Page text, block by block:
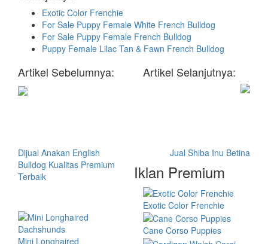
Exotic Color Frenchie
For Sale Puppy Female White French Bulldog
For Sale Puppy Female French Bulldog
Puppy Female Lilac Tan & Fawn French Bulldog
Artikel Sebelumnya:
Dijual Anakan English
Bulldog Kualitas Premium
Terbaik
Artikel Selanjutnya:
Jual Shiba Inu Betina
Iklan Premium
Exotic Color Frenchie
Mini Longhaired
Cane Corso Puppies